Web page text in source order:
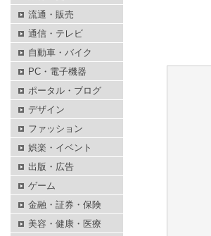
流通・販売
通信・テレビ
自動車・バイク
PC・電子機器
ポータル・ブログ
デザイン
ファッション
娯楽・イベント
出版・広告
ゲーム
金融・証券・保険
美容・健康・医療